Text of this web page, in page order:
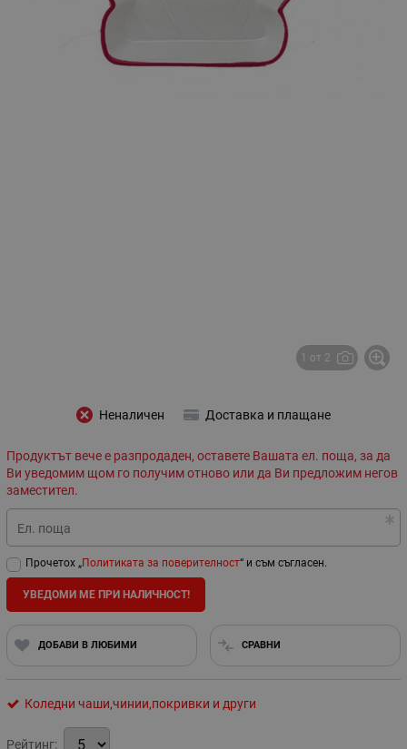
1 от 2
Неналичен Доставка и плащане
Продуктът вече е разпродаден, оставете Вашата ел. поща, за да
Ви уведомим щом го получим отново или да Ви предложим негов
заместител.
Ел. поща
Прочетох „Политиката за поверителност“ и съм съгласен.
УВЕДОМИ МЕ ПРИ НАЛИЧНОСТ!
ДОБАВИ В ЛЮБИМИ СРАВНИ
Коледни чаши,чинии,покривки и други
Рейтинг: